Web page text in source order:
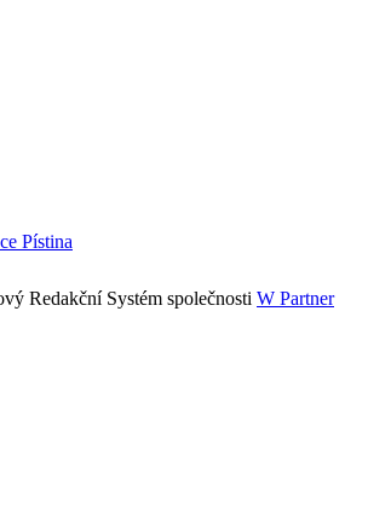
Redakční Systém společnosti W Partner